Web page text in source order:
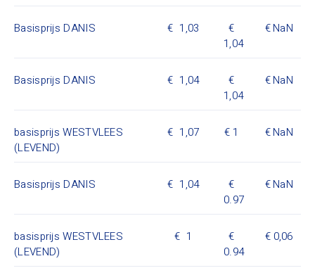
Basisprijs DANIS
1,03
1,04
NaN
Basisprijs DANIS
1,04
1,04
NaN
basisprijs WESTVLEES
(LEVEND)
1,07 1 NaN
Basisprijs DANIS
1,04
0.97
NaN
basisprijs WESTVLEES
(LEVEND)
1
0.94
0,06